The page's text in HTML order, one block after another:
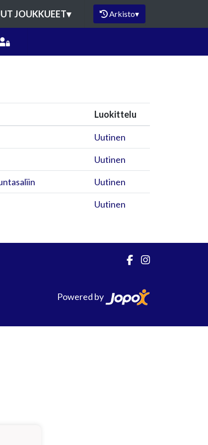
JOUKKUEET▾ Arkisto▾
Luokittelu
Uutinen
Uutinen
Uutinen
Uutinen
Powered by